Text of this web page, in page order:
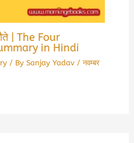
| The Four
in Hindi
/ By Sanjay Yadav /नवम्बर